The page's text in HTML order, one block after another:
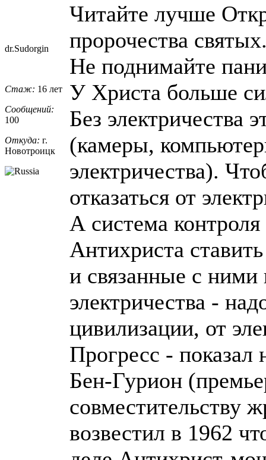
dr.Sudorgin
Стаж: 16 лет
Сообщений:
100
Откуда: г.
Новотроицк
Читайте лучше
пророчества
Не поднимайте
У Христа больше
Без электричества
(камеры,
электричества).
отказаться от
А система
Антихриста
и связанные с
электричества -
цивилизации, от
Прогресс - показал
Бен-Гурион
совместительству
возвестил в 1962